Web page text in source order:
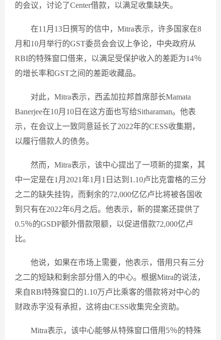
的会议，讨论了Center借款，以满足收集缺失。
在11月13日撰写的信中，Mitra表示，许多国家在8
月和10月举行的GST委员会会议上争论，中央政府从
RBI的特殊窗口借来，以满足受保护收入的差距为14％
的增长率和GST之间的差距收藏品。
对此，Mitra表示，西孟加拉邦首席部长Mamata
Banerjee在10月10日在这方面也写给Sitharaman。他表
示，在会议上一致同意延长了2022年的CESS收集期，
以履行借款人的债务。
然而，Mitra表示，该中心提出了一项新的提案，其
中一定是在1月2021年1月1日达到1.10卢比克雷格的三分
之二的缺失挂钩，而剩余的72,000亿亿卢比将被各国收
到只有在2022年6月之后。他表示，新的提案还提供了
0.5％的GSDP额外借款限额，以促进借款72,000亿卢
比。
他说，如果在市场上需要，他表示，借用只有三分
之二的短缺和剩余部分借入的中心。根据Mitra的说法，
来自RBI特殊窗口的1.10万卢比乘客的借款将对中心的
财政赤字没有承担，这将由CESS收集完全资助。
Mitra表示，该中心能够从特殊窗口借用5％的特殊